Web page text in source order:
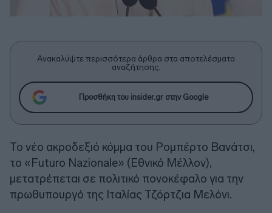
Ανακαλύψτε περισσότερα άρθρα στα αποτελέσματα
αναζήτησης.
Προσθήκη του insider.gr στην Google
Το νέο ακροδεξιό κόμμα του Ρομπέρτο Βανάτσι,
το «Futuro Nazionale» (Εθνικό Μέλλον),
μετατρέπεται σε πολιτικό πονοκέφαλο για την
πρωθυπουργό της Ιταλίας Τζόρτζια Μελόνι.